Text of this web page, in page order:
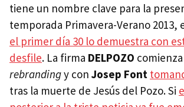
tiene un nombre clave para la
temporada Primavera-Verano 2013,
el primer día 30 lo demuestra con
desfile. La firma DELPOZO
rebrandingy con Josep Font
tras la muerte de Jesús del Pozo. Si